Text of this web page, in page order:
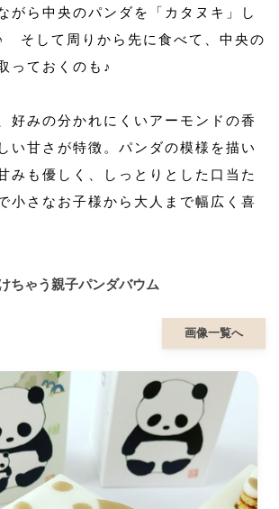
がら中央のパンダを「カタヌキ」し
そして周りから先に食べて、中央の
っておくのも♪
好みの分かれにくいアーモンドの香
い甘さが特徴。パンダの模様を描い
みも優しく、しっとりとした口当た
小さなお子様から大人まで幅広く喜
ちゃう親子パンダバウム
画像一覧へ